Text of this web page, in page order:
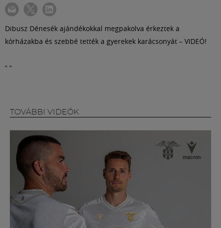
Dibusz Dénesék ajándékokkal megpakolva érkeztek a
kórházakba és szebbé tették a gyerekek karácsonyát – VIDEÓ!
" "
TOVÁBBI VIDEÓK
Shop
Közösség
English